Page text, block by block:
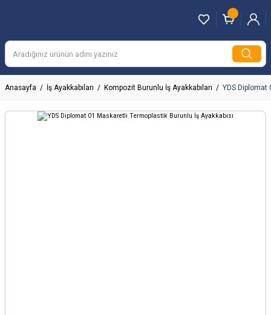
Anasayfa İş Ayakkabıları Kompozit Burunlu İş Ayakkabıları YDS Diplomat